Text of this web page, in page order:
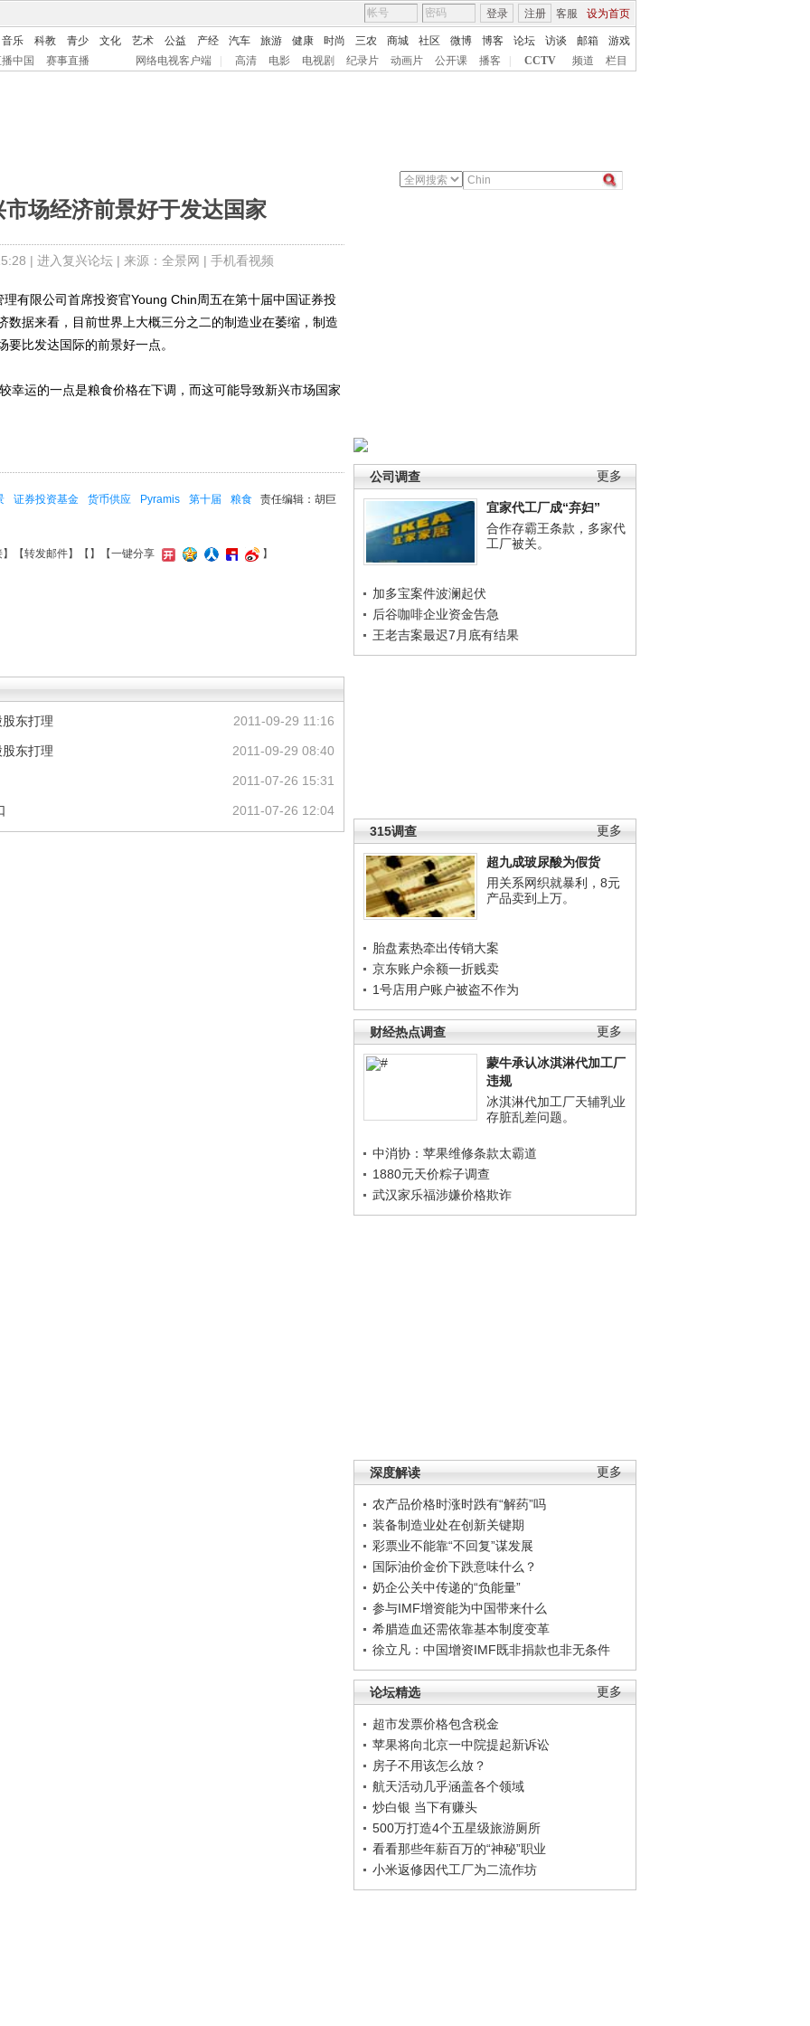
客服 设为首页
登录 注册
音乐 科教 青少 文化 艺术 公益 产经 汽车 旅游 健康 时尚 三农 商城 社区 微博 博客 论坛 访谈 邮箱
游戏
中国 赛事直播 网络电视客户端 高清 电影 电视剧 纪录片 动画片 公开课 播客 CCTV 频道 栏目
市场经济前景好于发达国家
| 进入复兴论坛| 来源：全景网 | 手机看视频
更多
公司调查
宜家代工厂成“弃妇”
合作存霸王条款，多家代
工厂被关。
加多宝案件波澜起伏
后谷咖啡企业资金告急
王老吉案最迟7月底有结果
更多
315调查
超九成玻尿酸为假货
用关系网织就暴利，8元
产品卖到上万。
胎盘素热牵出传销大案
京东账户余额一折贱卖
1号店用户账户被盗不作为
更多
财经热点调查
蒙牛承认冰淇淋代加工厂
违规
冰淇淋代加工厂天辅乳业
存脏乱差问题。
中消协：苹果维修条款太霸道
1880元天价粽子调查
武汉家乐福涉嫌价格欺诈
更多
深度解读
农产品价格时涨时跌有“解药”吗
装备制造业处在创新关键期
彩票业不能靠“不回复”谋发展
国际油价金价下跌意味什么？
奶企公关中传递的“负能量”
参与IMF增资能为中国带来什么
希腊造血还需依靠基本制度变革
徐立凡：中国增资IMF既非捐款也非无条件
更多
论坛精选
超市发票价格包含税金
苹果将向北京一中院提起新诉讼
房子不用该怎么放？
航天活动几乎涵盖各个领域
炒白银 当下有赚头
500万打造4个五星级旅游厕所
看看那些年薪百万的“神秘”职业
小米返修因代工厂为二流作坊
限公司首席投资官Young Chin周五在第十届中国证券投
数据来看，目前世界上大概三分之二的制造业在萎缩，制造
比发达国际的前景好一点。
运的一点是粮食价格在下调，而这可能导致新兴市场国家
责任编辑：胡巨
证券投资基金 货币供应 Pyramis 第十届
粮食
】【转发邮件】【 】 【一键分享 】
2011-09-29 11:16
东打理
2011-09-29 08:40
东打理
2011-07-26 15:31
2011-07-26 12:04